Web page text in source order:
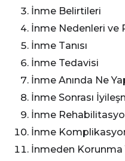
İnme Belirtileri
İnme Nedenleri ve
İnme Tanısı
İnme Tedavisi
İnme Anında Ne
İnme Sonrası
İnme
İnme
İnmeden Korunma